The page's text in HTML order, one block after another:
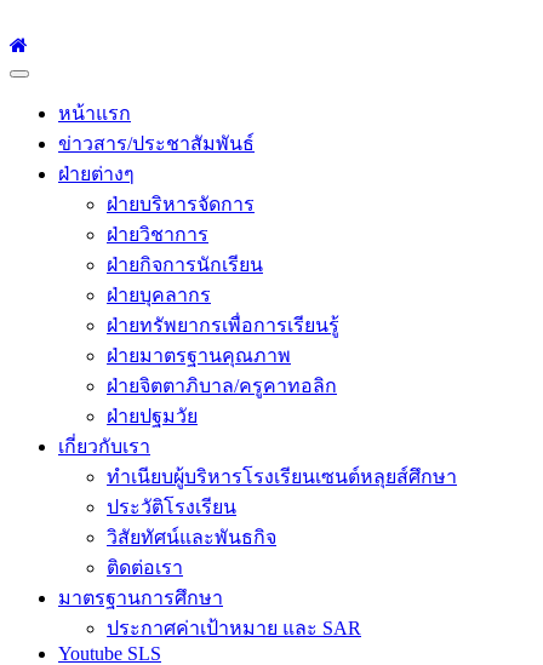
Primary
หน้าแรก
ข่าวสาร/ประชาสัมพันธ์
ฝ่ายต่างๆ
ฝ่ายบริหารจัดการ
ฝ่ายวิชาการ
ฝ่ายกิจการนักเรียน
ฝ่ายบุคลากร
ฝ่ายทรัพยากรเพื่อการเรียนรู้
ฝ่ายมาตรฐานคุณภาพ
ฝ่ายจิตตาภิบาล/ครูคาทอลิก
ฝ่ายปฐมวัย
เกี่ยวกับเรา
ทำเนียบผู้บริหารโรงเรียนเซนต์หลุยส์ศึกษา
ประวัติโรงเรียน
วิสัยทัศน์และพันธกิจ
ติดต่อเรา
มาตรฐานการศึกษา
ประกาศค่าเป้าหมาย และ SAR
Youtube SLS